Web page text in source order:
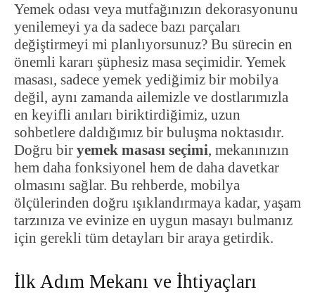
Yemek odası veya mutfağınızın dekorasyonunu
yenilemeyi ya da sadece bazı parçaları
değiştirmeyi mi planlıyorsunuz? Bu sürecin en
önemli kararı şüphesiz masa seçimidir. Yemek
masası, sadece yemek yediğimiz bir mobilya
değil, aynı zamanda ailemizle ve dostlarımızla
en keyifli anıları biriktirdiğimiz, uzun
sohbetlere daldığımız bir buluşma noktasıdır.
Doğru bir yemek masası seçimi, mekanınızın
hem daha fonksiyonel hem de daha davetkar
olmasını sağlar. Bu rehberde, mobilya
ölçülerinden doğru ışıklandırmaya kadar, yaşam
tarzınıza ve evinize en uygun masayı bulmanız
için gerekli tüm detayları bir araya getirdik.
İlk Adım Mekanı ve İhtiyaçları